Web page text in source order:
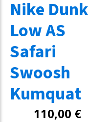
Nike Dunk
Low AS
Safari
Swoosh
Kumquat
110,00 €